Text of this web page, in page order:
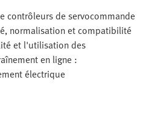
contrôleurs de servocommande
normalisation et compatibilité
et l'utilisation des
en ligne :
électrique